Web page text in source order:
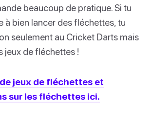
beaucoup de pratique. Si tu
à bien lancer des fléchettes, tu
seulement au Cricket Darts mais
jeux de fléchettes !
jeux de fléchettes et
sur les fléchettes ici.